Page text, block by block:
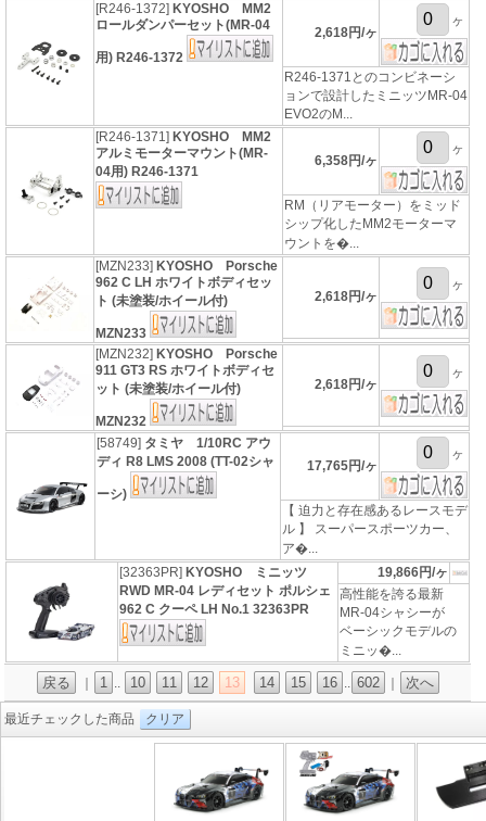
[R246-1372] KYOSHO MM2
ロールダンパーセット(MR-04
用) R246-1372
2,618円/ヶ
ヶ
R246-1371とのコンビネーシ
ョンで設計したミニッツMR-04
EVO2のM...
[R246-1371] KYOSHO MM2
アルミモーターマウント(MR-
04用) R246-1371
6,358円/ヶ
ヶ
RM（リアモーター）をミッド
シップ化したMM2モーターマ
ウントを�...
[MZN233] KYOSHO Porsche
962 C LH ホワイトボディセッ
ト (未塗装/ホイール付)
MZN233
2,618円/ヶ
ヶ
[MZN232] KYOSHO Porsche
911 GT3 RS ホワイトボディセ
ット (未塗装/ホイール付)
MZN232
2,618円/ヶ
ヶ
[58749] タミヤ 1/10RC アウ
ディ R8 LMS 2008 (TT-02シャ
ーシ)
17,765円/ヶ
ヶ
【 迫力と存在感あるレースモデ
ル 】 スーパースポーツカー、
ア�...
[32363PR] KYOSHO ミニッツ
RWD MR-04 レディセット ポルシェ
962 C クーペ LH No.1 32363PR
19,866円/ヶ
高性能を誇る最新
MR-04シャシーが
ベーシックモデルの
ミニッ�...
戻る 1 .. 10 11 12 13 14 15 16 .. 602 次へ
最近チェックした商品 クリア